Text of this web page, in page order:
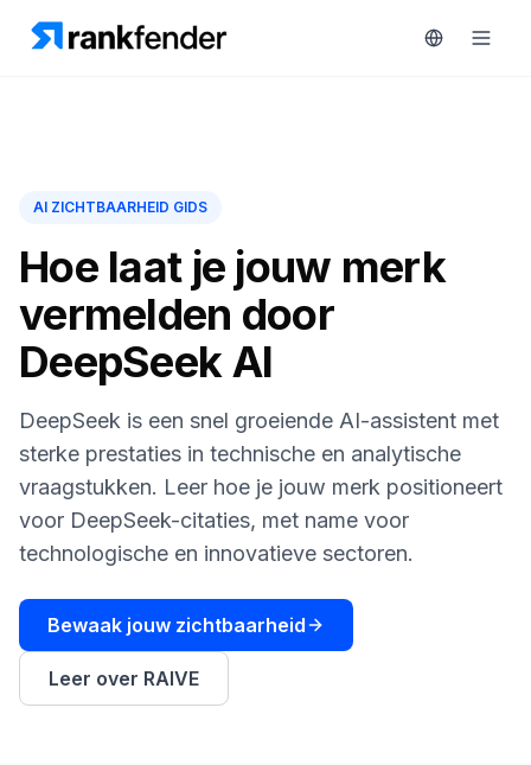
RAIVE
Engine
Zoekwoordintelligentie
HANDELEN
Content
Engine
Assistant
ANALYSEREN
Oplossingen
Bronnen
Gratis
Prijzen
Demo
boeken
AI ZICHTBAARHEID GIDS
Hoe laat je jouw merk
vermelden door
DeepSeek AI
DeepSeek is een snel groeiende AI-assistent met
sterke prestaties in technische en analytische
vraagstukken. Leer hoe je jouw merk positioneert
voor DeepSeek-citaties, met name voor
technologische en innovatieve sectoren.
Bewaak jouw zichtbaarheid
Leer over RAIVE